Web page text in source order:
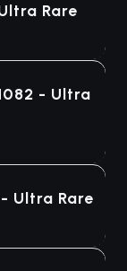
Rare
- Ultra
Ultra Rare